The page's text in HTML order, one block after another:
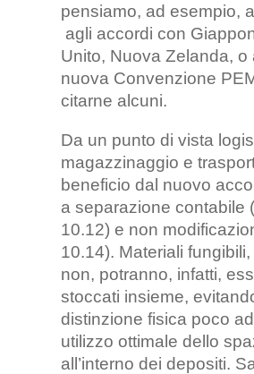
pensiamo, ad esempio,
agli accordi con
Unito, Nuova Zelanda, o
nuova Convenzione
citarne alcuni.
Da un punto di vista
magazzinaggio e
beneficio dal nuovo
a separazione contabile
10.12) e non
10.14). Materiali
non, potranno, infatti,
stoccati insieme,
distinzione fisica poco
utilizzo ottimale dello
all’interno dei depositi.